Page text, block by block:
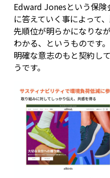
Edward Jonesという保
に答えていく事によって
先順位が明らかになりな
わかる、というものです
明確な意志のもと契約し
うです。